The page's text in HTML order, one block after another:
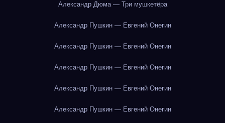
Александр Дюма — Три мушкетёра
Александр Пушкин — Евгений Онегин
Александр Пушкин — Евгений Онегин
Александр Пушкин — Евгений Онегин
Александр Пушкин — Евгений Онегин
Александр Пушкин — Евгений Онегин